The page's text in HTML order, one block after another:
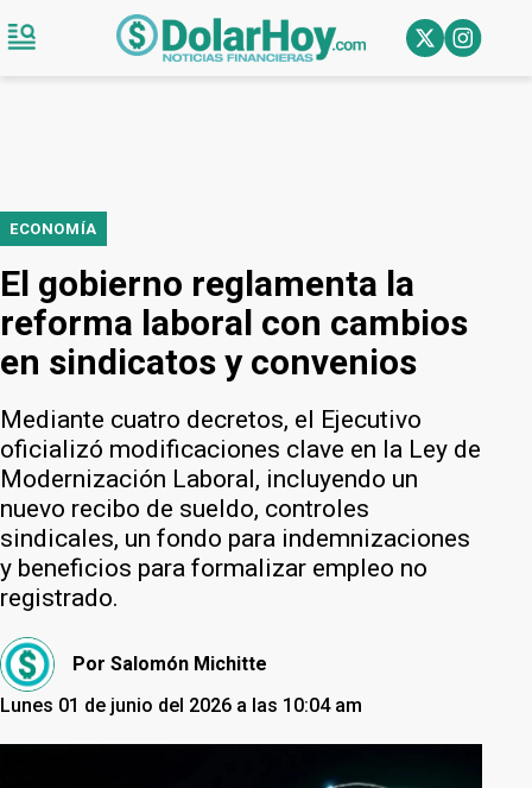
ECONOMÍA
El gobierno reglamenta la
reforma laboral con cambios
en sindicatos y convenios
Mediante cuatro decretos, el Ejecutivo
oficializó modificaciones clave en la Ley de
Modernización Laboral, incluyendo un
nuevo recibo de sueldo, controles
sindicales, un fondo para indemnizaciones
y beneficios para formalizar empleo no
registrado.
Por Salomón Michitte
Lunes 01 de junio del 2026 a las 10:04 am